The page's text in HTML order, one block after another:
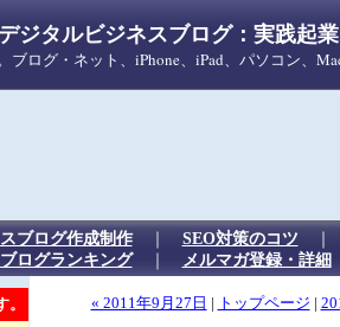
ジタルビジネスブログ：実践起
ブログ・ネット、iPhone、iPad、パソコン、
ブログ作成制作｜ SEO対策のコツ
ブログランキング｜ メルマガ登録・詳細
« 2011年9月27日 トップページ